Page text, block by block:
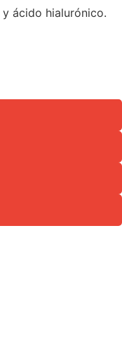
ácido hialurónico.